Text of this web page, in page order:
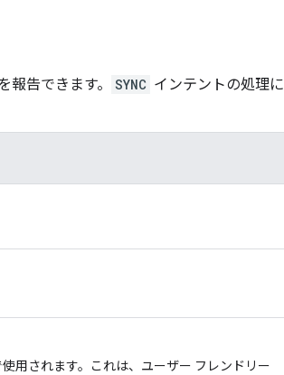
告できます。 SYNC インテントの処理に
用されます。これは、ユーザー フレンドリー